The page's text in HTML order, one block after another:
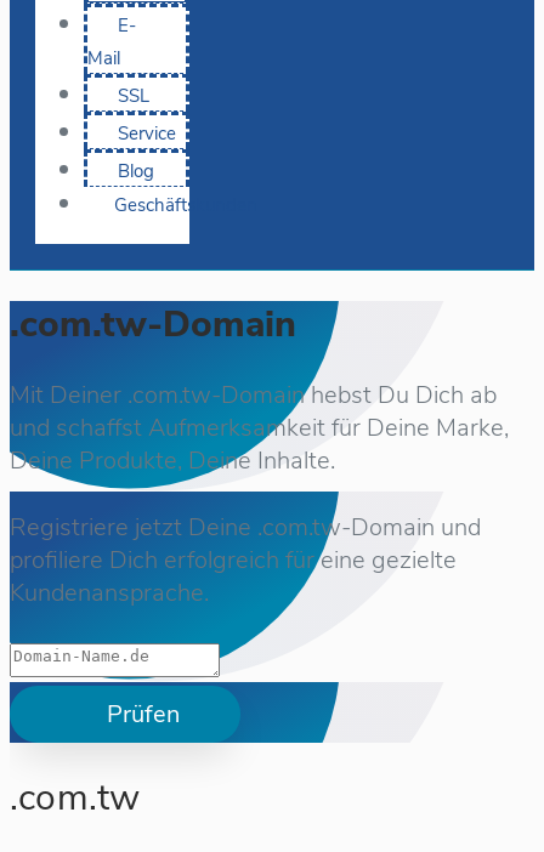
E-
Mail
SSL
Service
Blog
Geschäftskunden
.com.tw-Domain
Mit Deiner .com.tw-Domain hebst Du Dich ab
und schaffst Aufmerksamkeit für Deine Marke,
Deine Produkte, Deine Inhalte.
Registriere jetzt Deine .com.tw-Domain und
profiliere Dich erfolgreich für eine gezielte
Kundenansprache.
Prüfen
.com.tw